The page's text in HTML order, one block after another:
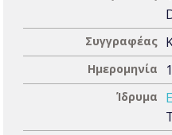
Συγγραφέας
Ημερομηνία
Ίδρυμα